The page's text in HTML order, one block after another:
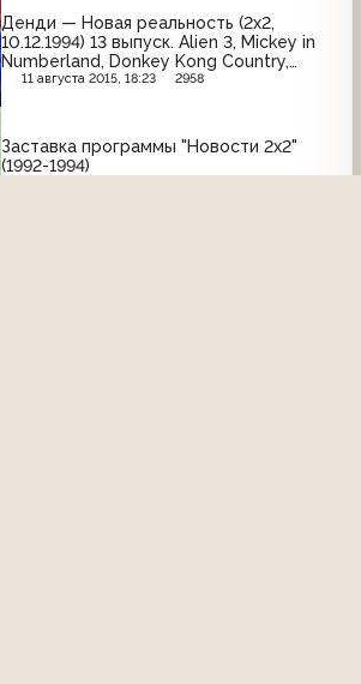
Денди — Новая реальность (2х2,
10.12.1994) 13 выпуск. Alien 3, Mickey in
Numberland, Donkey Kong Country,
Super Street Fighter II, Super Ghouls &
11 августа 2015, 18:23 2958
Заставка программы "Новости 2х2"
(1992-1994)